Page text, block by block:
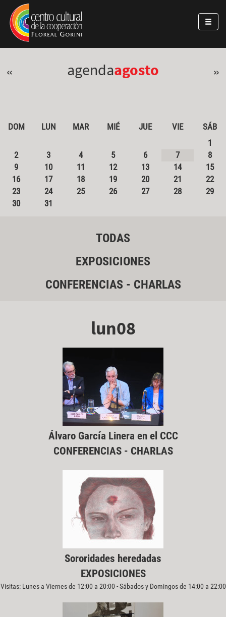
Pasar al contenido principal
Jump to main content
« agendaagosto »
DOM LUN MAR MIÉ JUE VIE
SÁB
1
2
3 4 5 6 7
8
9
10 11 12 13 14
15
16
17 18 19 20 21
22
23
24 25 26 27 28
29
30
31
TODAS
EXPOSICIONES
CONFERENCIAS - CHARLAS
lun08
Álvaro García Linera en el CCC
CONFERENCIAS - CHARLAS
Sororidades heredadas
EXPOSICIONES
Visitas: Lunes a Viernes de 12:00 a 20:00 - Sábados y Domingos de 14:00 a 22:00